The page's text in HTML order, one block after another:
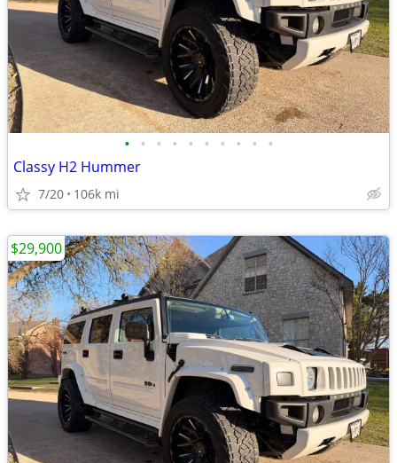
• • • • • • • • • •
Classy H2 Hummer
7/20 106k mi
$29,900